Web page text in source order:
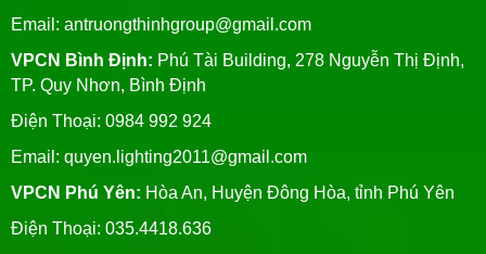
Email: antruongthinhgroup@gmail.com
VPCN Bình Định: Phú Tài Building, 278 Nguyễn Thị Định,
TP. Quy Nhơn, Bình Định
Điện Thoại: 0984 992 924
Email: quyen.lighting2011@gmail.com
VPCN Phú Yên: Hòa An, Huyện Đông Hòa, tỉnh Phú Yên
Điện Thoại: 035.4418.636